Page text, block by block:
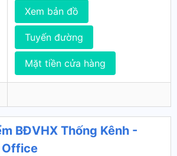
Xem bản đồ
Tuyến đường
Mặt tiền cửa hàng
BĐVHX Thống Kênh -
Office